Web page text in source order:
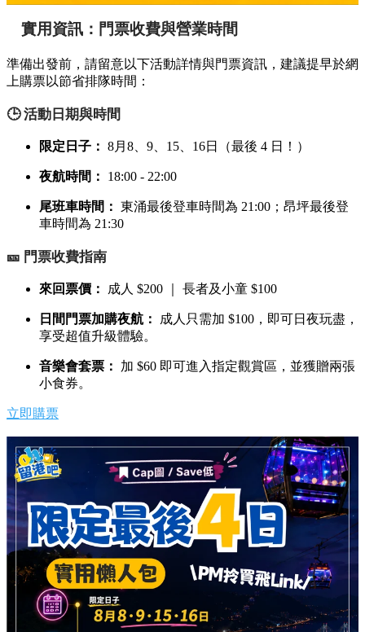
實用資訊：門票收費與營業時間
準備出發前，請留意以下活動詳情與門票資訊，建議提早於網
上購票以節省排隊時間：
🕒 活動日期與時間
限定日子： 8月8、9、15、16日（最後 4 日！）
夜航時間： 18:00 - 22:00
尾班車時間： 東涌最後登車時間為 21:00；昂坪最後登
車時間為 21:30
🎫 門票收費指南
來回票價： 成人 $200 ｜ 長者及小童 $100
日間門票加購夜航：
成人只需加 $100，即可日夜玩盡，
享受超值升級體驗。
音樂會套票：
加 $60 即可進入指定觀賞區，並獲贈兩張
小食券。
立即購票